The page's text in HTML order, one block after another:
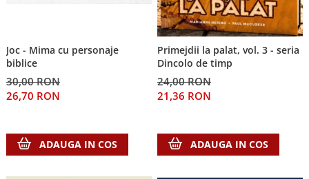
Joc - Mima cu personaje
biblice
30,00 RON
26,70 RON
ADAUGA IN COS
Primejdii la palat, vol. 3 - seria
Dincolo de timp
24,00 RON
21,36 RON
ADAUGA IN COS